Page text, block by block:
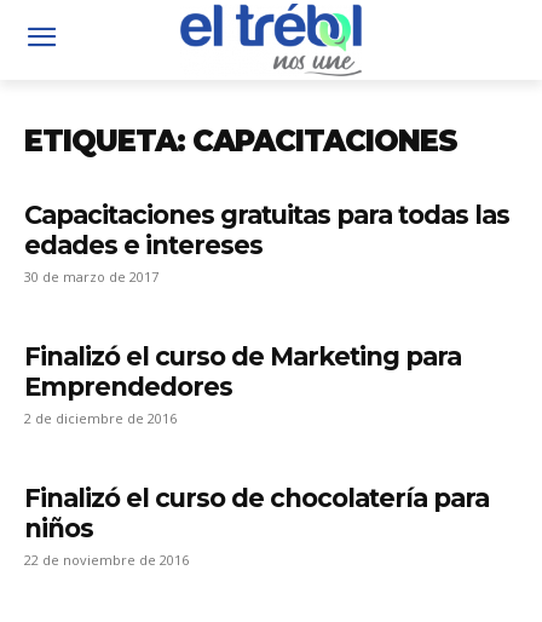
ETIQUETA: CAPACITACIONES
Capacitaciones gratuitas para todas las
edades e intereses
30 de marzo de 2017
Finalizó el curso de Marketing para
Emprendedores
2 de diciembre de 2016
Finalizó el curso de chocolatería para
niños
22 de noviembre de 2016